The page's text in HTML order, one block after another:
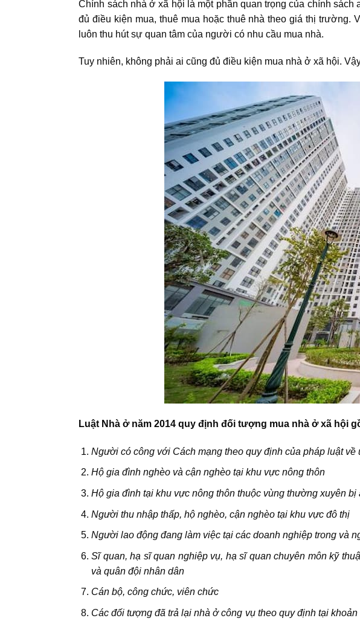
Chính sách nhà ở xã hội là một phần quan trọng của chính
đủ điều kiện mua, thuê mua hoặc thuê nhà theo giá thị
luôn thu hút sự quan tâm của người có nhu cầu mua nhà.
Tuy nhiên, không phải ai cũng đủ điều kiện mua nhà ở xã hội.
Luật Nhà ở năm 2014 quy định đối tượng mua nhà ở xã hội
Người có công với Cách mạng theo quy định của pháp luật
Hộ gia đình nghèo và cận nghèo tại khu vực nông thôn
Hộ gia đình tại khu vực nông thôn thuộc vùng thường xuyên
Người thu nhập thấp, hộ nghèo, cận nghèo tại khu vực đô thị
Người lao động đang làm việc tại các doanh nghiệp trong và
Sĩ quan, hạ sĩ quan nghiệp vụ, hạ sĩ quan chuyên môn kỹ
và quân đội nhân dân
Cán bộ, công chức, viên chức
Các đối tượng đã trả lại nhà ở công vụ theo quy định tại